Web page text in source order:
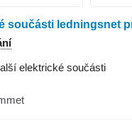
elektrické součásti